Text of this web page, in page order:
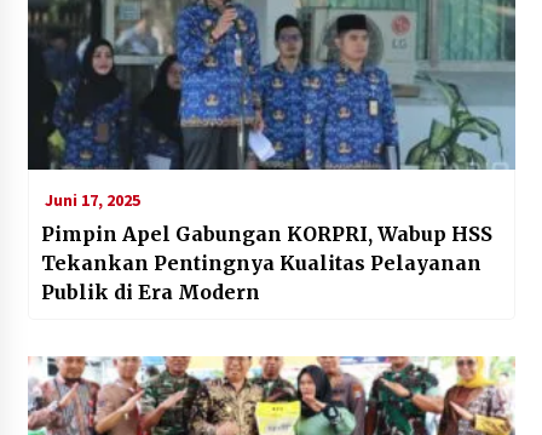
Juni 17, 2025
Pimpin Apel Gabungan KORPRI, Wabup HSS
Tekankan Pentingnya Kualitas Pelayanan
Publik di Era Modern